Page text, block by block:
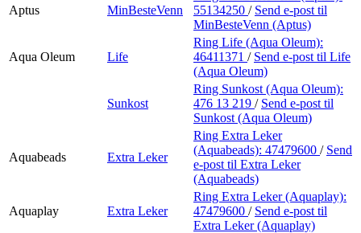
Aptus MinBesteVenn
55134250 / Send e-post til
MinBesteVenn (Aptus)
Aqua Oleum Life
Ring Life (Aqua Oleum):
46411371 / Send e-post til Life
(Aqua Oleum)
Sunkost
Ring Sunkost (Aqua Oleum):
476 13 219 / Send e-post til
Sunkost (Aqua Oleum)
Aquabeads Extra Leker
Ring Extra Leker
(Aquabeads): 47479600 / Send
e-post til Extra Leker
(Aquabeads)
Aquaplay Extra Leker
Ring Extra Leker (Aquaplay):
47479600 / Send e-post til
Extra Leker (Aquaplay)